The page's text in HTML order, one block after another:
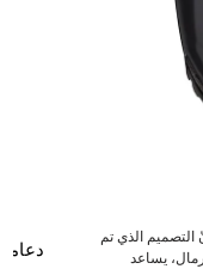
الذي تم
يساعد